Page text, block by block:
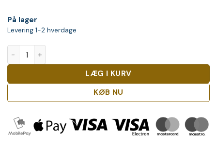
På lager
Levering 1-2 hverdage
LÆG I KURV
KØB NU